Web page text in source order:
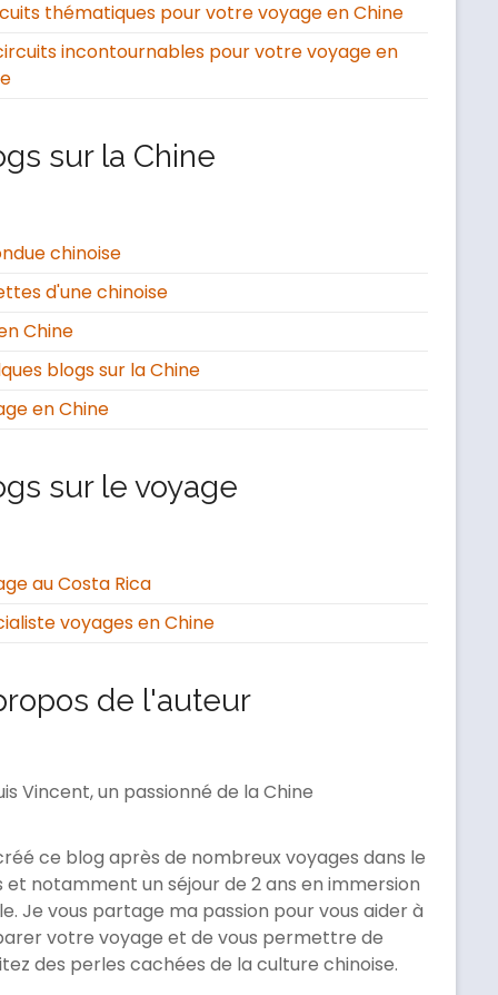
thématiques pour votre voyage en Chine
incontournables pour votre voyage en
sur la Chine
chinoise
d'une chinoise
Chine
blogs sur la Chine
en Chine
sur le voyage
au Costa Rica
voyages en Chine
de l'auteur
Vincent, un passionné de la Chine
ce blog après de nombreux voyages dans le
et notamment un séjour de 2 ans en immersion
Je vous partage ma passion pour vous aider à
votre voyage et de vous permettre de
des perles cachées de la culture chinoise.